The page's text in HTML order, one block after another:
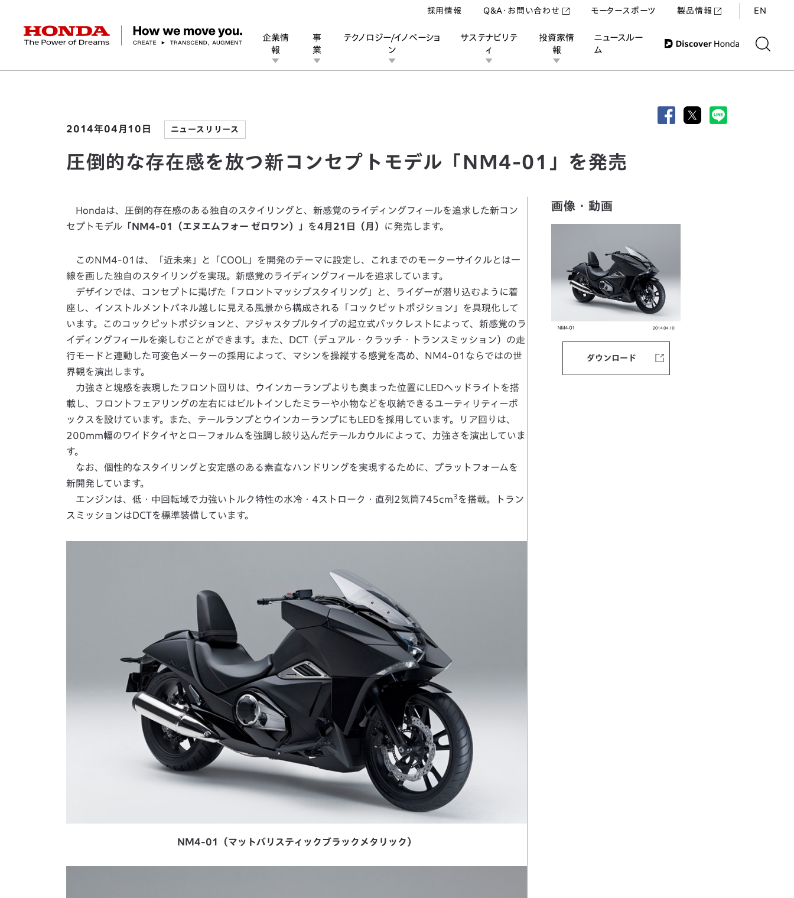
HONDA The Power of Dreams
企業情
報
社長メッセージ 経営方針 会社概要 ヒストリー
事
業
バイク パワープロダクツ マリン その他事業
テクノロジー/イノベーショ
ン
テクノロジー デザイン オープンイノベーション
サステナビリテ
ィ
ESGレポート Honda Report 環境 社会 ガバナンス
投資家情
報
IR資料室 財務・業績情報 株式・債券情報
ニュースルー
ム
ニュースルーム
Discover Honda
採用情報 Q&A・お問い合わせ モータースポーツ 製品情報 EN
圧倒的な存在感を放つ新コンセプトモデル「NM4-01」を発売
2014年04月10日 ニュースリリース
圧倒的な存在感を放つ新コンセプトモデル「NM4-01」を発売
Hondaは、圧倒的存在感のある独自のスタイリングと、新感覚のライディングフィールを追求した新コン
セプトモデル 「NM4-01（エヌエムフォー ゼロワン）」 を4月21日（月） に発売します。
このNM4-01は、「近未来」と「COOL」を開発のテーマに設定し、これまでのモーターサイクルとは一
線を画した独自のスタイリングを実現。新感覚のライディングフィールを追求しています。
デザインでは、コンセプトに掲げた「フロントマッシブスタイリング」と、ライダーが潜り込むように着
座し、インストルメントパネル越しに見える風景から構成される「コックピットポジション」を具現化して
います。このコックピットポジションと、アジャスタブルタイプの起立式バックレストによって、新感覚のラ
イディングフィールを楽しむことができます。また、DCT（デュアル・クラッチ・トランスミッション）の走
行モードと連動した可変色メーターの採用によって、マシンを操縦する感覚を高め、NM4-01ならではの世
界観を演出します。
力強さと塊感を表現したフロント回りは、ウインカーランプよりも奥まった位置にLEDヘッドライトを搭
載し、フロントフェアリングの左右にはビルトインしたミラーや小物などを収納できるユーティリティーボ
ックスを設けています。また、テールランプとウインカーランプにもLEDを採用しています。リア回りは、
200mm幅のワイドタイヤとローフォルムを強調し絞り込んだテールカウルによって、力強さを演出していま
す。
なお、個性的なスタイリングと安定感のある素直なハンドリングを実現するために、プラットフォームを
新開発しています。
エンジンは、低・中回転域で力強いトルク特性の水冷・4ストローク・直列2気筒745cm3 を搭載。トラン
スミッションはDCTを標準装備しています。
NM4-01（マットバリスティックブラックメタリック）
画像・動画
ダウンロード